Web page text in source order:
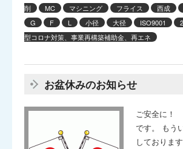
削
MC マシニング フライス 西成
G
F L 小径 大径 ISO9001
型コロナ対策、事業再構築補助金、再エネ
お盆休みのお知らせ
ご安全に！
です。 もう
しておりま